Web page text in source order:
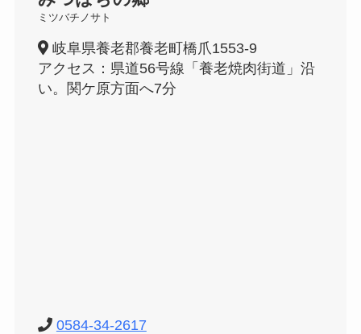
ミツバチノサト
岐阜県養老郡養老町橋爪1553-9
アクセス：県道56号線「養老焼肉街道」沿
い。関ケ原方面へ7分
0584-34-2617